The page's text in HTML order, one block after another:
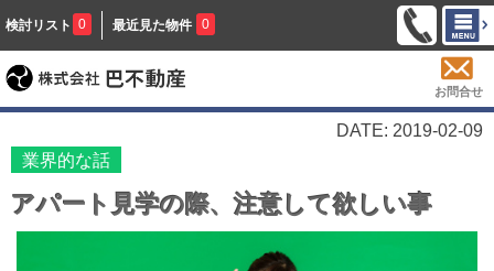
検討リスト 0 最近見た物件 0
お問合せ
DATE: 2019-02-09
業界的な話
アパート見学の際、注意して欲しい事